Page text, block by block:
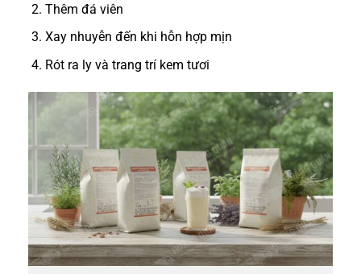
Thêm đá viên
Xay nhuyễn đến khi hỗn hợp mịn
Rót ra ly và trang trí kem tươi